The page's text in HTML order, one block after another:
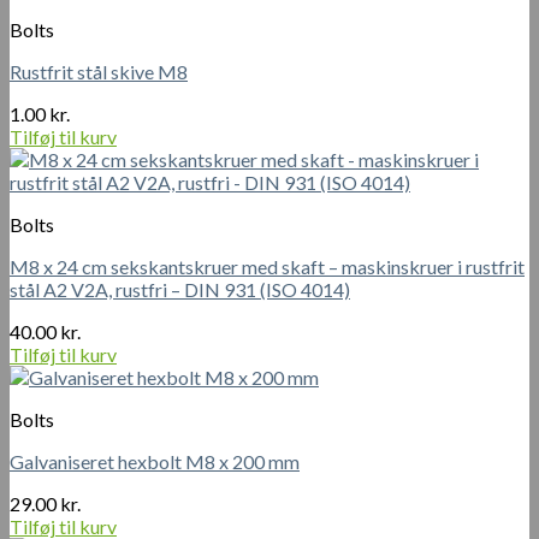
Bolts
Rustfrit stål skive M8
1.00kr.
Tilføj til kurv
Bolts
M8 x 24 cm sekskantskruer med skaft – maskinskruer i rustfrit
stål A2 V2A, rustfri – DIN 931 (ISO 4014)
40.00kr.
Tilføj til kurv
Bolts
Galvaniseret hexbolt M8 x 200 mm
29.00kr.
Tilføj til kurv